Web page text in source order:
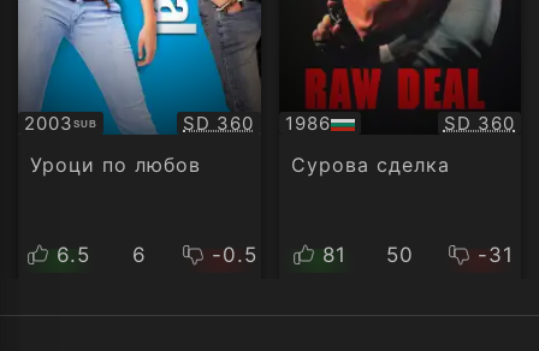
2003SUB
Субтитри Качество:
SD 360
Уроци по любов
6.5 6 -0.5
1986
БГ
аудио
SD 360
Сурова сделка
81 50 -31